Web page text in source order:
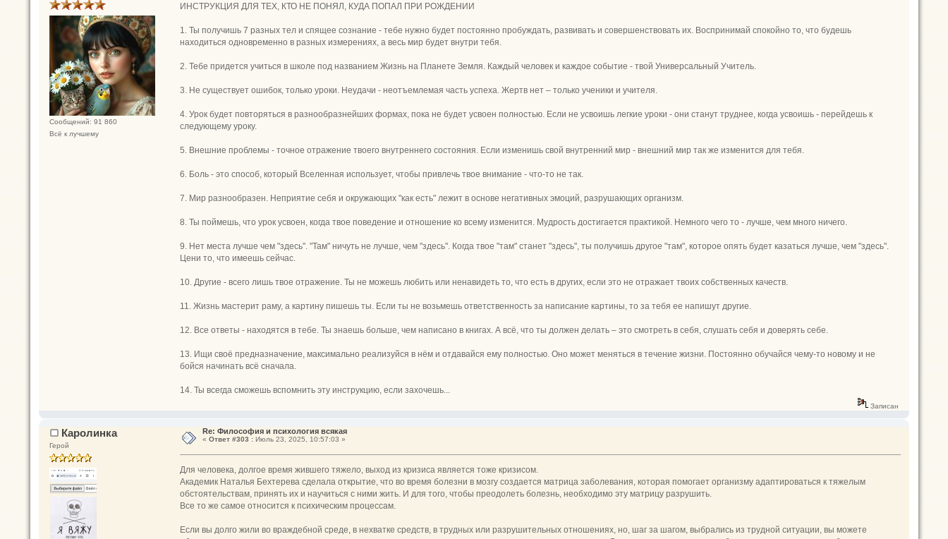
Сообщений: 91 860
Всё к лучшему
ИНСТРУКЦИЯ ДЛЯ ТЕХ, КТО НЕ ПОНЯЛ, КУДА ПОПАЛ ПРИ РОЖДЕНИИ
1. Ты получишь 7 разных тел и спящее сознание - тебе нужно будет постоянно пробуждать, развивать и совершенствовать их. Воспринимай спокойно то, что будешь
находиться одновременно в разных измерениях, а весь мир будет внутри тебя.
2. Тебе придется учиться в школе под названием Жизнь на Планете Земля. Каждый человек и каждое событие - твой Универсальный Учитель.
3. Не существует ошибок, только уроки. Неудачи - неотъемлемая часть успеха. Жертв нет – только ученики и учителя.
4. Урок будет повторяться в разнообразнейших формах, пока не будет усвоен полностью. Если не усвоишь легкие уроки - они станут труднее, когда усвоишь - перейдешь к
следующему уроку.
5. Внешние проблемы - точное отражение твоего внутреннего состояния. Если изменишь свой внутренний мир - внешний мир так же изменится для тебя.
6. Боль - это способ, который Вселенная использует, чтобы привлечь твое внимание - что-то не так.
7. Мир разнообразен. Неприятие себя и окружающих "как есть" лежит в основе негативных эмоций, разрушающих организм.
8. Ты поймешь, что урок усвоен, когда твое поведение и отношение ко всему изменится. Мудрость достигается практикой. Немного чего то - лучше, чем много ничего.
9. Нет места лучше чем "здесь". "Там" ничуть не лучше, чем "здесь". Когда твое "там" станет "здесь", ты получишь другое "там", которое опять будет казаться лучше, чем "здесь".
Цени то, что имеешь сейчас.
10. Другие - всего лишь твое отражение. Ты не можешь любить или ненавидеть то, что есть в других, если это не отражает твоих собственных качеств.
11. Жизнь мастерит раму, а картину пишешь ты. Если ты не возьмешь ответственность за написание картины, то за тебя ее напишут другие.
12. Все ответы - находятся в тебе. Ты знаешь больше, чем написано в книгах. А всё, что ты должен делать – это смотреть в себя, слушать себя и доверять себе.
13. Ищи своё предназначение, максимально реализуйся в нём и отдавайся ему полностью. Оно может меняться в течение жизни. Постоянно обучайся чему-то новому и не
бойся начинать всё сначала.
14. Ты всегда сможешь вспомнить эту инструкцию, если захочешь...
Записан
Каролинка
Герой
Re: Философия и психология всякая
« Ответ #303 :Июль 23, 2025, 10:57:03 »
Для человека, долгое время жившего тяжело, выход из кризиса является тоже кризисом.
Академик Наталья Бехтерева сделала открытие, что во время болезни в мозгу создается матрица заболевания, которая помогает организму адаптироваться к тяжелым
обстоятельствам, принять их и научиться с ними жить. И для того, чтобы преодолеть болезнь, необходимо эту матрицу разрушить.
Все то же самое относится к психическим процессам.
Если вы долго жили во враждебной среде, в нехватке средств, в трудных или разрушительных отношениях, но, шаг за шагом, выбрались из трудной ситуации, вы можете